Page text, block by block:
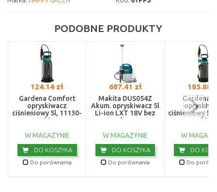
PODOBNE PRODUKTY
124.14 zł
Gardena Comfort
opryskiwacz
ciśnieniowy 5l, 11130-
20
W MAGAZYNIE
DO KOSZYKA
Do porównania
687.41 zł
Makita DUS054Z
Akum. opryskiwacz 5l
Li-ion LXT 18V bez
akum
W MAGAZYNIE
DO KOSZYKA
Do porównania
185.88
Gardena
ciśnieniowy 5
20
W
DO
Do